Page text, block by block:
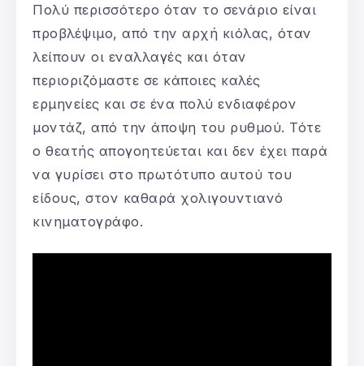
Πολύ περισσότερο όταν το σενάριο είναι
προβλέψιμο, από την αρχή κιόλας, όταν
λείπουν οι εναλλαγές και όταν
περιοριζόμαστε σε κάποιες καλές
ερμηνείες και σε ένα πολύ ενδιαφέρον
μοντάζ, από την άποψη του ρυθμού. Τότε
ο θεατής απογοητεύεται και δεν έχει παρά
να γυρίσει στο πρωτότυπο αυτού του
είδους, στον καθαρά χολιγουντιανό
κινηματογράφο.